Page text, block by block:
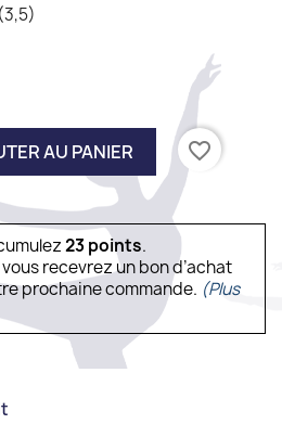
AU PANIER favorite_border
23 points.
recevrez un bon d’achat
prochaine commande. (Plus